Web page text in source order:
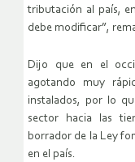
tributación al país,
debe modificar”,
Dijo que en el
agotando muy
instalados, por lo
sector hacia las
borrador de la Ley
en el país.